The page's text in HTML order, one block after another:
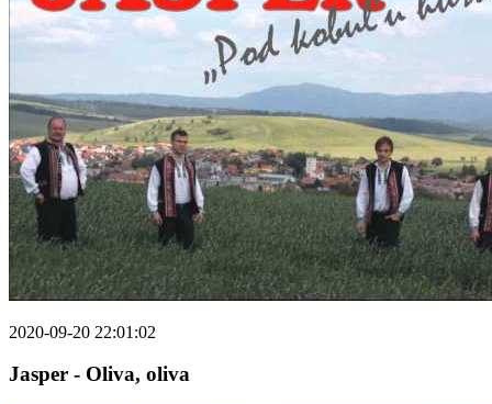
2020-09-20 22:01:02
Jasper - Oliva, oliva